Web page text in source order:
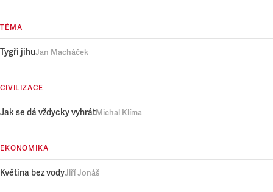
TÉMA
Tygři jihuJan Macháček
CIVILIZACE
Jak se dá vždycky vyhrátMichal Klíma
EKONOMIKA
Květina bez vodyJiří Jonáš